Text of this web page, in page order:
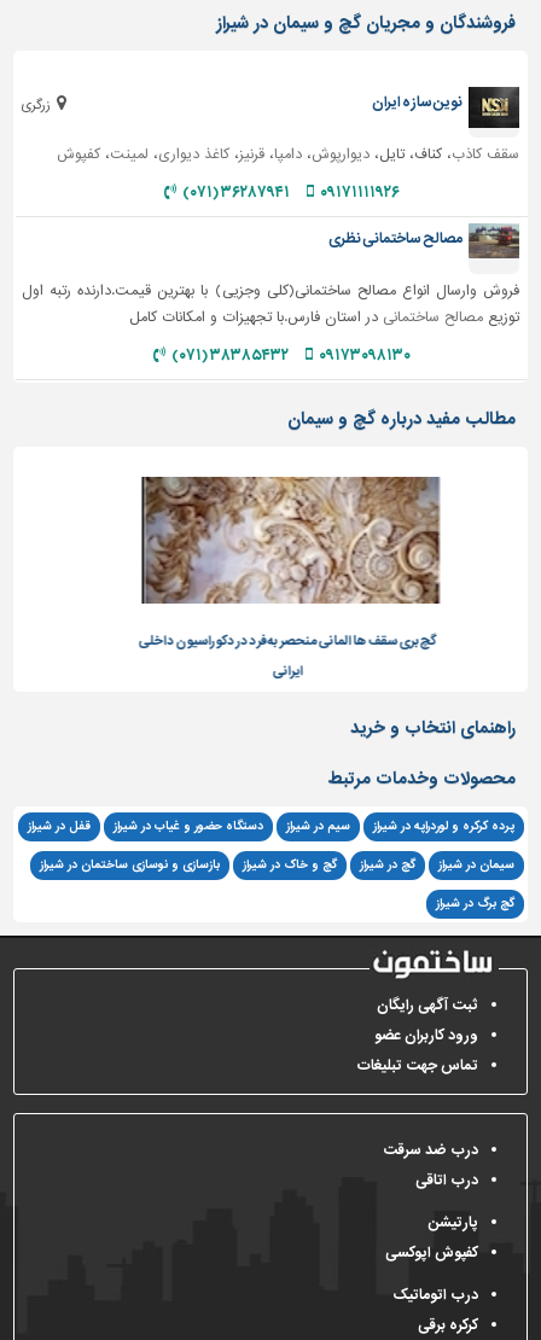
فروشندگان و مجریان گچ و سیمان در شیراز
زرگری نوین سازه ایران
سقف کاذب، کناف، تایل،دیوارپوش،دامپا،قرنیز،کاغذ دیواری، لمینت،کفپوش
۰۹۱۷۱۱۱۱۹۲۶ ۳۶۲۸۷۹۴۱ (۰۷۱)
مصالح ساختمانی نظری
فروش وارسال انواع مصالح ساختمانی(کلی وجزیی) با بهترین قیمت.دارنده رتبه اول
توزیعمصالح ساختمانی در استان فارس.با تجهیزات و امکانات کامل
۰۹۱۷۳۰۹۸۱۳۰ ۳۸۳۸۵۴۳۲ (۰۷۱)
مطالب مفید درباره گچ و سیمان
المانی منحصر به فرد در دکوراسیون داخلی
انواع سیمان پرتلند
راهنمای انتخاب و خرید
محصولات وخدمات مرتبط
پرده کرکره و لوردراپه در شیراز سیم در شیراز دستگاه حضور و غیاب در شیراز قفل در شیراز
سیمان در شیراز گچ در شیراز گچ و خاک در شیراز بازسازی و نوسازی ساختمان در شیراز
گچ برگ در شیراز
ثبت آگهی رایگان
ورود کاربران عضو
تماس جهت تبلیغات
درب ضد سرقت
درب اتاقی
پارتیشن
کفپوش اپوکسی
درب اتوماتیک
کرکره برقی